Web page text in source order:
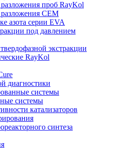
проб RayKol
CEM
азота серии EVA
под давлением
экстракции
RayKol
диагностики
системы
системы
катализаторов
синтеза